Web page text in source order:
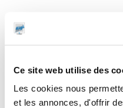
Ce site web utilise des
Les cookies nous
et les annonces, d'offrir
CES